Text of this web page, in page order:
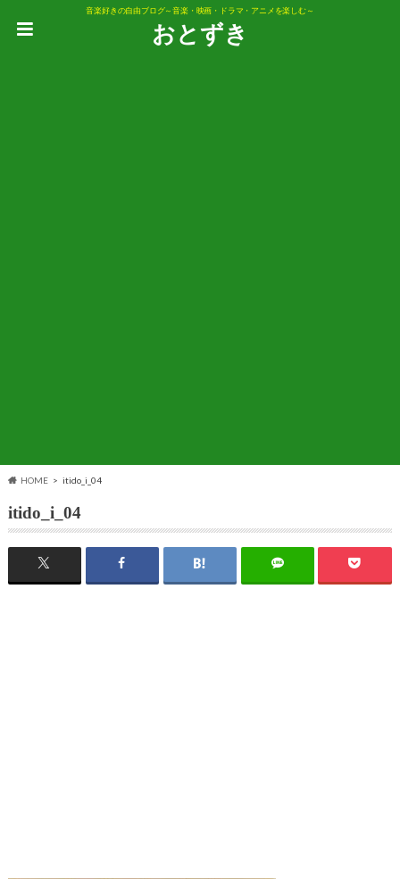
音楽好きの自由ブログ～音楽・映画・ドラマ・アニメを楽しむ～
おとずき
HOME itido_i_04
itido_i_04